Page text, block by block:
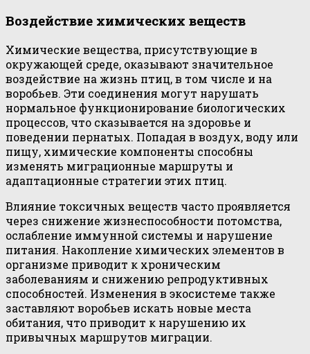
Воздействие химических веществ
Химические вещества, присутствующие в
окружающей среде, оказывают значительное
воздействие на жизнь птиц, в том числе и на
воробьев. Эти соединения могут нарушать
нормальное функционирование биологических
процессов, что сказывается на здоровье и
поведении пернатых. Попадая в воздух, воду или
пищу, химические компоненты способны
изменять миграционные маршруты и
адаптационные стратегии этих птиц.
Влияние токсичных веществ часто проявляется
через снижение жизнеспособности потомства,
ослабление иммунной системы и нарушение
питания. Накопление химических элементов в
организме приводит к хроническим
заболеваниям и снижению репродуктивных
способностей. Изменения в экосистеме также
заставляют воробьев искать новые места
обитания, что приводит к нарушению их
привычных маршрутов миграции.